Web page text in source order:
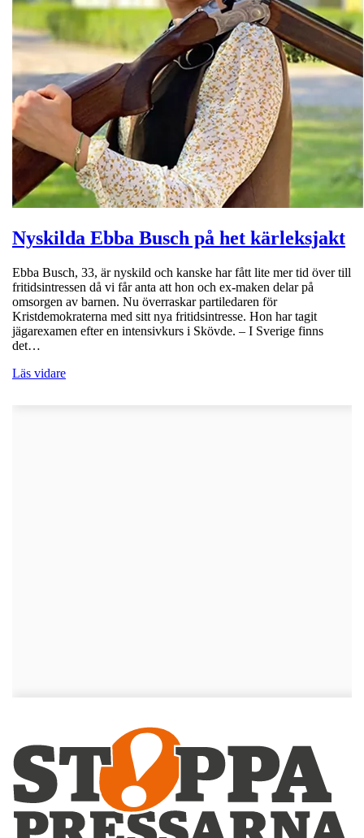
Nyskilda Ebba Busch på het kärleksjakt
Ebba Busch, 33, är nyskild och kanske har fått lite mer tid över till
fritidsintressen då vi får anta att hon och ex-maken delar på
omsorgen av barnen. Nu överraskar partiledaren för
Kristdemokraterna med sitt nya fritidsintresse. Hon har tagit
jägarexamen efter en intensivkurs i Skövde. – I Sverige finns
det…
Läs vidare